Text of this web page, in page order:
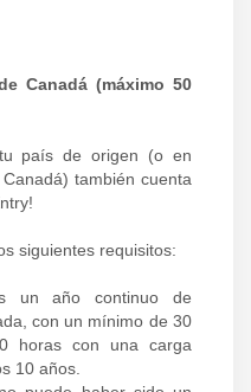
Canadá (máximo 50
país de origen (o en
también cuenta
siguientes requisitos:
un año continuo de
con un mínimo de 30
horas con una carga
10 años.